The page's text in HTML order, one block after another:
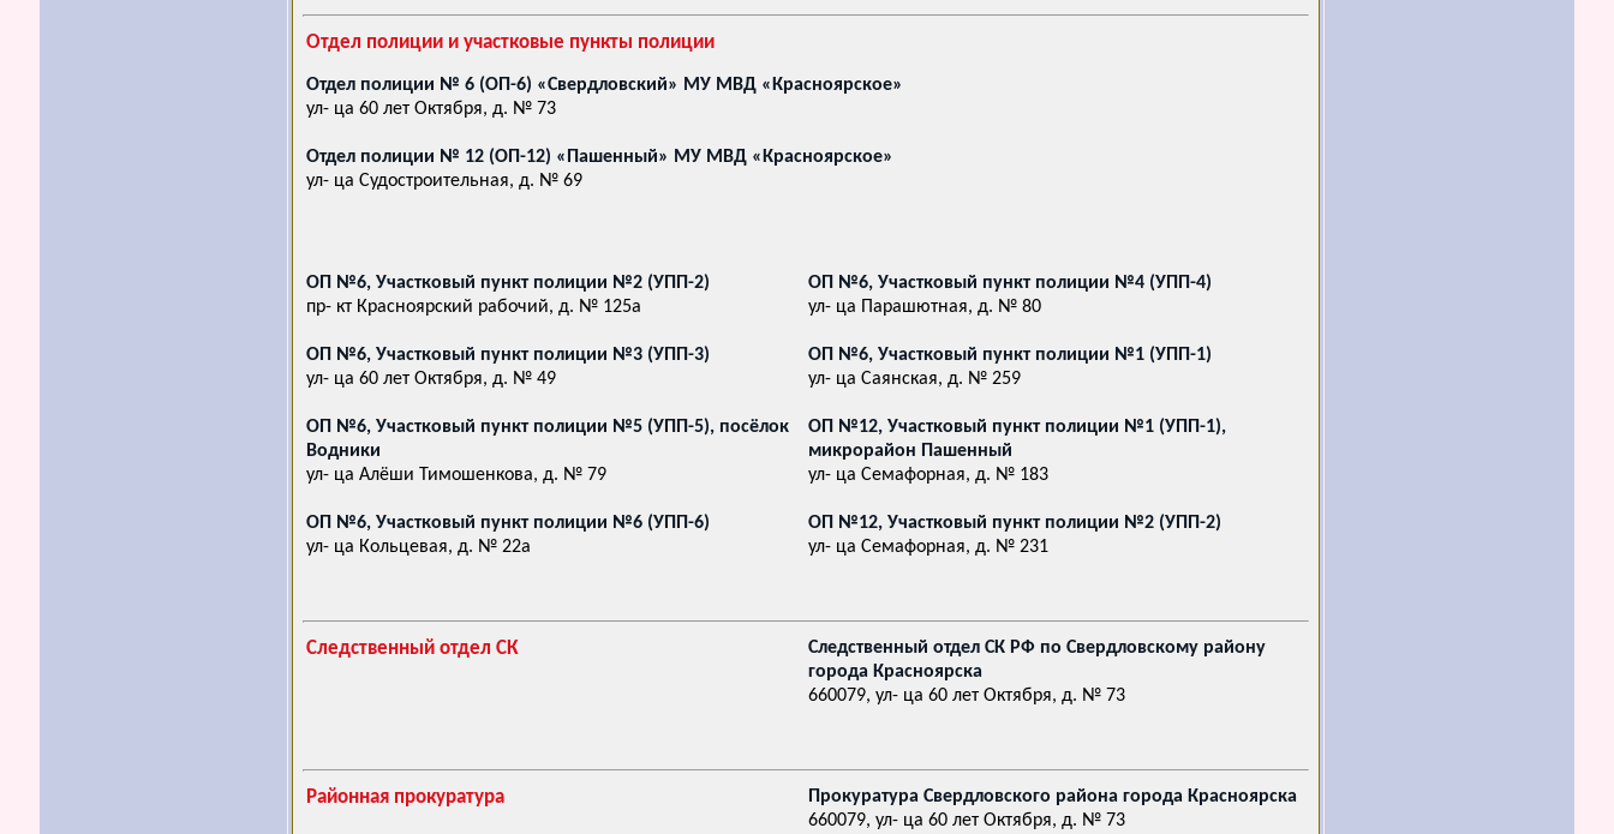
Отдел полиции и участковые пункты полиции
Отдел полиции № 6 (ОП-6) «Свердловский» МУ МВД «Красноярское»
ул- ца 60 лет Октября, д. № 73
Отдел полиции № 12 (ОП-12) «Пашенный» МУ МВД «Красноярское»
ул- ца Судостроительная, д. № 69
ОП №6, Участковый пункт полиции №2 (УПП-2)
пр- кт Красноярский рабочий, д. № 125а
ОП №6, Участковый пункт полиции №3 (УПП-3)
ул- ца 60 лет Октября, д. № 49
ОП №6, Участковый пункт полиции №5 (УПП-5), посёлок
Водники
ул- ца Алёши Тимошенкова, д. № 79
ОП №6, Участковый пункт полиции №6 (УПП-6)
ул- ца Кольцевая, д. № 22а
ОП №6, Участковый пункт полиции №4 (УПП-4)
ул- ца Парашютная, д. № 80
ОП №6, Участковый пункт полиции №1 (УПП-1)
ул- ца Саянская, д. № 259
ОП №12, Участковый пункт полиции №1 (УПП-1),
микрорайон Пашенный
ул- ца Семафорная, д. № 183
ОП №12, Участковый пункт полиции №2 (УПП-2)
ул- ца Семафорная, д. № 231
Следственный отдел СК
Следственный отдел СК РФ по Свердловскому району
города Красноярска
660079, ул- ца 60 лет Октября, д. № 73
Районная прокуратура
Прокуратура Свердловского района города Красноярска
660079, ул- ца 60 лет Октября, д. № 73